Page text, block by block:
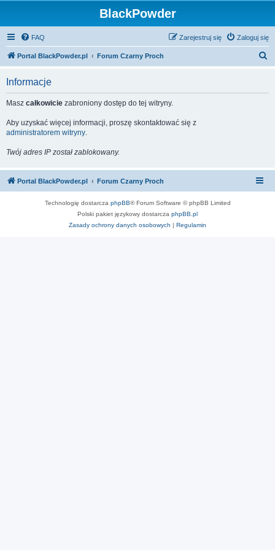
BlackPowder
FAQ Zaloguj się
Zarejestruj się
Portal BlackPowder.pl Forum Czarny Proch
Informacje
Masz całkowicie zabroniony dostęp do tej witryny.
Aby uzyskać więcej informacji, proszę skontaktować się z
administratorem witryny.
Twój adres IP został zablokowany.
Portal BlackPowder.pl Forum Czarny Proch
Technologię dostarcza phpBB® Forum Software © phpBB Limited
Polski pakiet językowy dostarcza phpBB.pl
Zasady ochrony danych osobowych | Regulamin